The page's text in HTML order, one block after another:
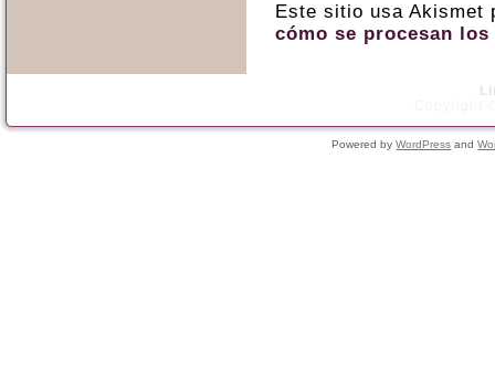
Este sitio usa
cómo se procesan
Powered byWordPress and